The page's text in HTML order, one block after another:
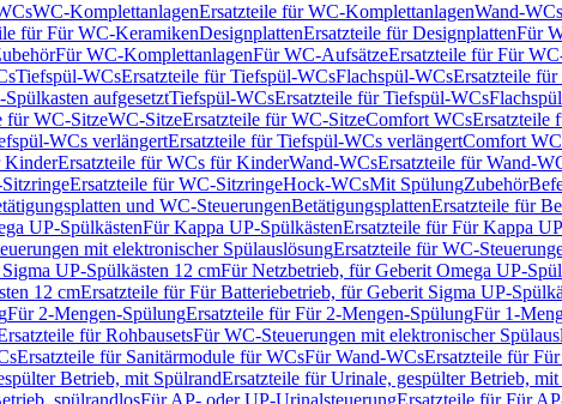
WC-KomplettanlagenErsatzteile für WC-KomplettanlagenWand-WCs
für Für WC-KeramikenDesignplattenErsatzteile für DesignplattenFür
Für WC-KomplettanlagenFür WC-AufsätzeErsatzteile für Für
Tiefspül-WCsErsatzteile für Tiefspül-WCsFlachspül-WCsErsatzteile
aufgesetztTiefspül-WCsErsatzteile für Tiefspül-WCs
für WC-SitzeWC-SitzeErsatzteile für WC-SitzeComfort WCsErsatzteile
WCs verlängertErsatzteile für Tiefspül-WCs verlängertComfort
KinderErsatzteile für WCs für KinderWand-WCsErsatzteile für Wand-
Ersatzteile für WC-SitzringeHock-WCsMit SpülungZubehör
und WC-SteuerungenBetätigungsplattenErsatzteile für
UP-SpülkästenFür Kappa UP-SpülkästenErsatzteile für Für Kappa
mit elektronischer SpülauslösungErsatzteile für WC-
UP-Spülkästen 12 cmFür Netzbetrieb, für Geberit Omega UP-
12 cmErsatzteile für Für Batteriebetrieb, für Geberit Sigma UP-
Für 2-Mengen-SpülungErsatzteile für Für 2-Mengen-SpülungFür 1-
für RohbausetsFür WC-Steuerungen mit elektronischer
Ersatzteile für Sanitärmodule für WCsFür Wand-WCsErsatzteile für
Betrieb, mit SpülrandErsatzteile für Urinale, gespülter Betrieb, mit
spülrandlosFür AP- oder UP-UrinalsteuerungErsatzteile für Für